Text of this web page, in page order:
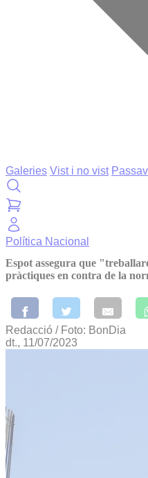
Galeries Vist i no vist
Política Nacional
Espot assegura que
pràctiques en contra de la
Redacció / Foto: BonDia
dt., 11/07/2023